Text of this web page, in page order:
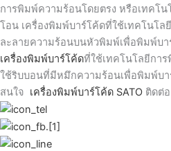
การพิมพ์ความร้อนโดยตรง หรือเทคโ
โอน เครื่องพิมพ์บาร์โค้ดที่ใช้เทคโนโ
ละลายความร้อนบนหัวพิมพ์เพื่อพิมพ์บ
เครื่องพิมพ์บาร์โค้ดที่ใช้เทคโนโลยีกา
ใช้ริบบอนที่มีหมึกความร้อนเพื่อพิมพ์บ
สนใจ เครื่องพิมพ์บาร์โค้ด SATO ติดต่อ